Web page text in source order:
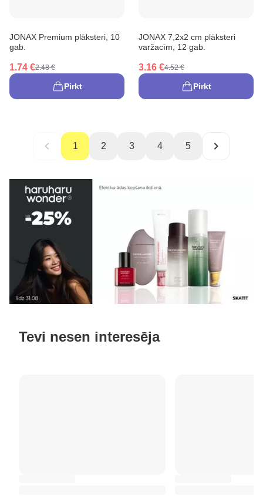
JONAX Premium plāksteri, 10
gab.
1.74 €2.48 €
Pirkt
JONAX 7,2x2 cm plāksteri
varžacīm, 12 gab.
3.16 €4.52 €
Pirkt
1 2 3 4 5
Tevi nesen interesēja